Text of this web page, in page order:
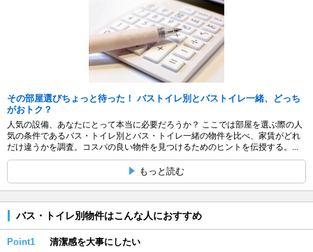
その部屋選びちょっと待った！ バストイレ別とバストイレ一緒、どっち
がおトク？
人気の設備、あなたにとって本当に必要だろうか？ ここでは部屋を選ぶ際の人
気の条件であるバス・トイレ別とバス・トイレ一緒の物件を比べ、家賃がどれ
だけ違うかを調査。コスパの良い物件を見つけるためのヒントを伝授する。...
もっと読む
バス・トイレ別物件はこんな人におすすめ
Point1 清潔感を大事にしたい